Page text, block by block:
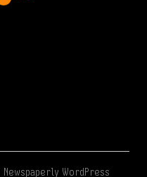
Newspaperly WordPress